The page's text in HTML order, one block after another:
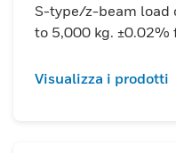
S-type/z-beam load
to 5,000 kg.
Visualizza i prodotti